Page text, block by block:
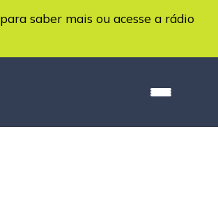
para saber mais ou acesse a rádio